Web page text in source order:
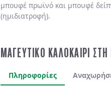
μπουφέ πρωϊνό και μπουφέ
(ημιδιατροφή).
ΜΑΓΕΥΤΙΚΟ ΚΑΛΟΚΑΙΡΙ ΣΤΗ
Πληροφορίες